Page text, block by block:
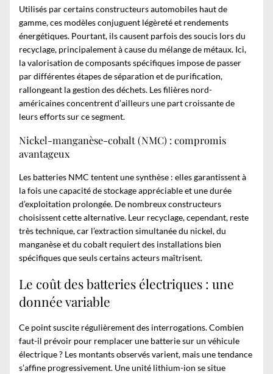
Utilisés par certains constructeurs automobiles haut de
gamme, ces modèles conjuguent légèreté et rendements
énergétiques. Pourtant, ils causent parfois des soucis lors du
recyclage, principalement à cause du mélange de métaux. Ici,
la valorisation de composants spécifiques impose de passer
par différentes étapes de séparation et de purification,
rallongeant la gestion des déchets. Les filières nord-
américaines concentrent d’ailleurs une part croissante de
leurs efforts sur ce segment.
Nickel-manganèse-cobalt (NMC) : compromis
avantageux
Les batteries NMC tentent une synthèse : elles garantissent à
la fois une capacité de stockage appréciable et une durée
d’exploitation prolongée. De nombreux constructeurs
choisissent cette alternative. Leur recyclage, cependant, reste
très technique, car l’extraction simultanée du nickel, du
manganèse et du cobalt requiert des installations bien
spécifiques que seuls certains acteurs maîtrisent.
Le coût des batteries électriques : une
donnée variable
Ce point suscite régulièrement des interrogations. Combien
faut-il prévoir pour remplacer une batterie sur un véhicule
électrique ? Les montants observés varient, mais une tendance
s’affine progressivement. Une unité lithium-ion se situe